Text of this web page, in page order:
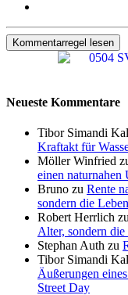
Kommentarregel lesen
Neueste Kommentare
Tibor Simandi
Kraftakt für
Möller Winfried
einen naturnahen
Bruno zu Rente
sondern die
Robert Herrlich zu
Alter, sondern die
Stephan Auth zu
Tibor Simandi
Äußerungen
Street Day